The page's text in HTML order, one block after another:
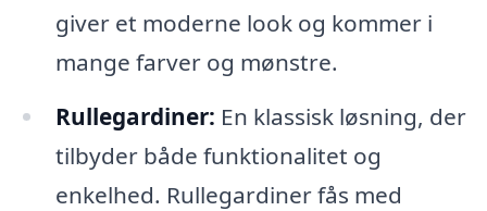
giver et moderne look og kommer i
mange farver og mønstre.
Rullegardiner: En klassisk løsning, der
tilbyder både funktionalitet og
enkelhed. Rullegardiner fås med